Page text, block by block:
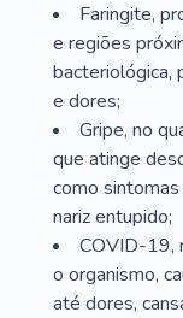
Faringite,
e regiões
bacteriológica,
e dores;
Gripe, no
que atinge
como
nariz entupido;
COVID-19,
o organismo,
até dores,